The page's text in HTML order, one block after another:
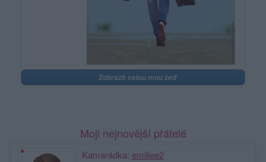
Zobrazit celou mou zeď
Moji nejnovější přátelé
Kamarádka: emiliee2